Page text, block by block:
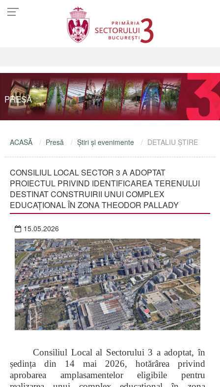
PRESĂ
ACASĂ Presă Ştiri şi evenimente DETALIU ŞTIRE
CONSILIUL LOCAL SECTOR 3 A ADOPTAT
PROIECTUL PRIVIND IDENTIFICAREA TERENULUI
DESTINAT CONSTRUIRII UNUI COMPLEX
EDUCAȚIONAL ÎN ZONA THEODOR PALLADY
15.05.2026
Consiliul Local al Sectorului 3 a adoptat, în
ședința din 14 mai 2026, hotărârea privind
aprobarea amplasamentelor eligibile pentru